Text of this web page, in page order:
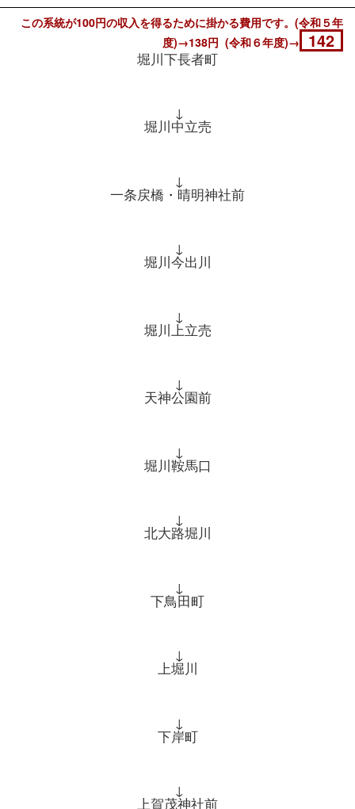
この系統が100円の収入を得るために掛かる費用です。(令和５年
度)→138円 (令和６年度)→
142
堀川下長者町
↓
堀川中立売
↓
一条戻橋・晴明神社前
↓
堀川今出川
↓
堀川上立売
↓
天神公園前
↓
堀川鞍馬口
↓
北大路堀川
↓
下鳥田町
↓
上堀川
↓
下岸町
↓
上賀茂神社前